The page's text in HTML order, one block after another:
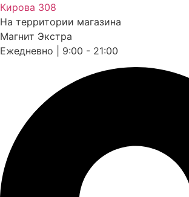
Кирова 308
На территории магазина
Магнит Экстра
Ежедневно | 9:00 - 21:00